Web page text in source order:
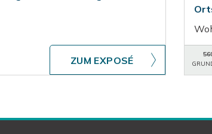
ZUM EXPOSÉ